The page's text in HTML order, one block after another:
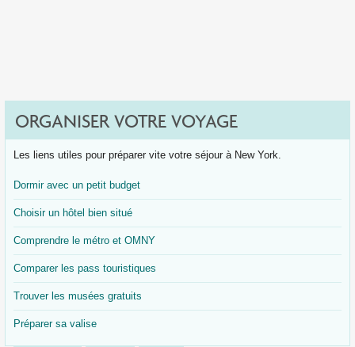
ORGANISER VOTRE VOYAGE
Les liens utiles pour préparer vite votre séjour à New York.
Dormir avec un petit budget
Choisir un hôtel bien situé
Comprendre le métro et OMNY
Comparer les pass touristiques
Trouver les musées gratuits
Préparer sa valise